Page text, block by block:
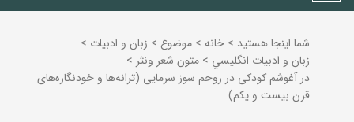
شما اینجا هستید > خانه > موضوع > زبان و ادبيات >
زبان و ادبيات انگليسي > متون شعر ونثر >
در آغوشم کودکی در روحم سوز سرمایی (ترانه‌ها و خودنگاره‌های
قرن بیست و یکم)